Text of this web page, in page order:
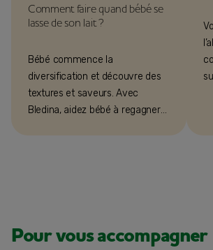
Comment faire quand bébé se
lasse de son lait ?
Bébé commence la
diversification et découvre des
textures et saveurs. Avec
Bledina, aidez bébé à regagner
Pour vous accompagner